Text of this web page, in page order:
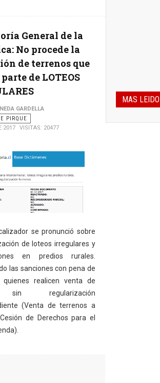
General de la
No procede la
de terrenos que
de LOTEOS
GARDELLA
PIRQUE
2017
VISITAS: 20477
se pronunció sobre
de loteos irregulares y
en predios rurales.
las sanciones con pena de
quienes realicen venta de
regularización
(Venta de terrenos a
de Derechos para el
MAS LEIDO